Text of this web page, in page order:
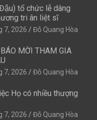
tổ chức lễ dâng
tri ân liệt sĩ
7, 2026 Đỗ Quang Hòa
MỜI THAM GIA
7, 2026 Đỗ Quang Hòa
Họ có nhiều thượng
7, 2026 Đỗ Quang Hòa